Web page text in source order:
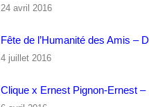
24 avril 2016
Fête de l’Humanité des Amis –
4 juillet 2016
Clique x Ernest Pignon-Ernest